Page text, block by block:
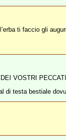
ti faccio gli
VOSTRI
di testa bestiale